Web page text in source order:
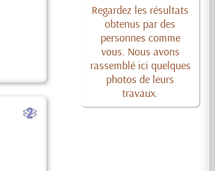
Regardez les résultats
obtenus par des
personnes comme
vous. Nous avons
rassemblé ici quelques
photos de leurs
travaux.
b